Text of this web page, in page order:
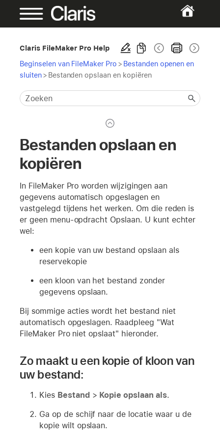
Claris FileMaker Pro Help
Beginselen van FileMaker Pro > Bestanden openen en
sluiten> Bestanden opslaan en kopiëren
Bestanden opslaan en
kopiëren
In FileMaker Pro worden wijzigingen aan
gegevens automatisch opgeslagen en
vastgelegd tijdens het werken. Om die reden is
er geen menu-opdracht Opslaan. U kunt echter
wel:
een kopie van uw bestand opslaan als
reservekopie
een kloon van het bestand zonder
gegevens opslaan.
Bij sommige acties wordt het bestand niet
automatisch opgeslagen. Raadpleeg "Wat
FileMaker Pro niet opslaat" hieronder.
Zo maakt u een kopie of kloon van
uw bestand:
Kies Bestand> Kopie opslaan als.
Ga op de schijf naar de locatie waar u de
kopie wilt opslaan.